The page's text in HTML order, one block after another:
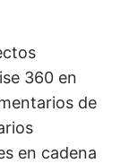
360 en
de
en cadena